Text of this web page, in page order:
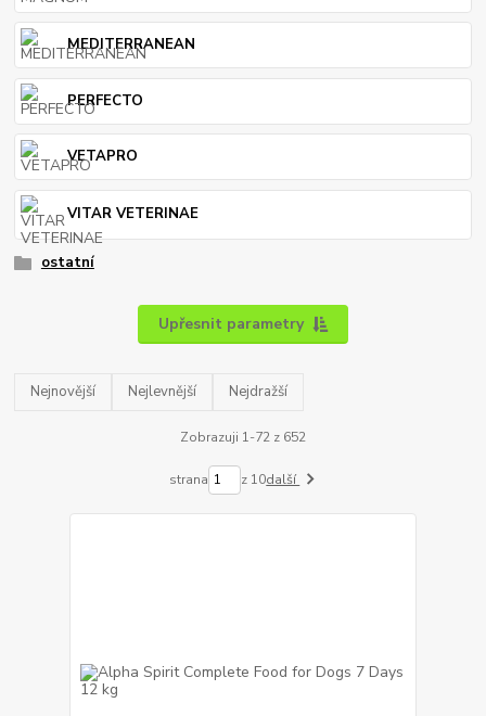
MEDITERRANEAN
PERFECTO
VETAPRO
VITAR VETERINAE
ostatní
Upřesnit parametry
Nejnovější Nejlevnější Nejdražší
Zobrazuji 1-72 z 652
strana z 10další